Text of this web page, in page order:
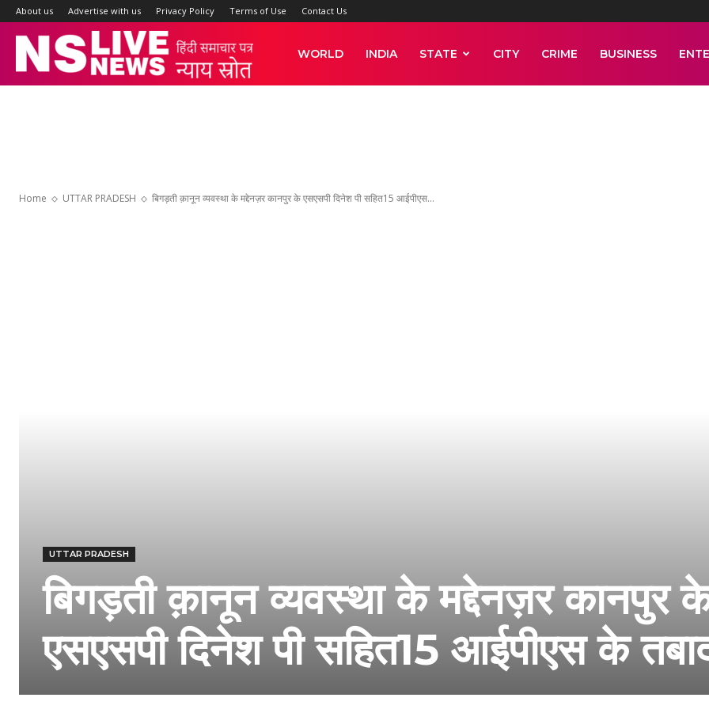
About us Advertise with us Privacy Policy Terms of Use Contact Us
WORLD INDIA STATE CITY CRIME BUSINESS
Home UTTAR PRADESH बिगड़ती क़ानून व्यवस्था के मद्देनज़र कानपुर के एसएसपी दिनेश पी सहित15 आईपीएस...
UTTAR PRADESH
बिगड़ती क़ानून व्यवस्था के मद्देनज़र कानपुर
एसएसपी दिनेश पी सहित15 आईपीएस के